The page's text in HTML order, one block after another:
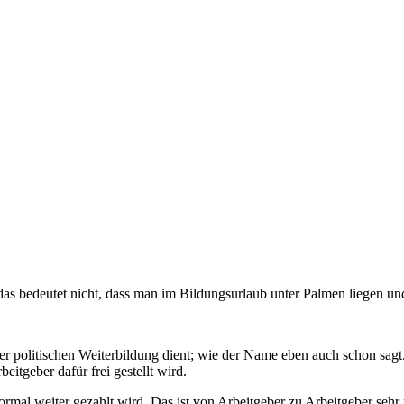
bedeutet nicht, dass man im Bildungsurlaub unter Palmen liegen
Weiterbildung dient; wie der Name eben auch schon
dafür frei gestellt wird.